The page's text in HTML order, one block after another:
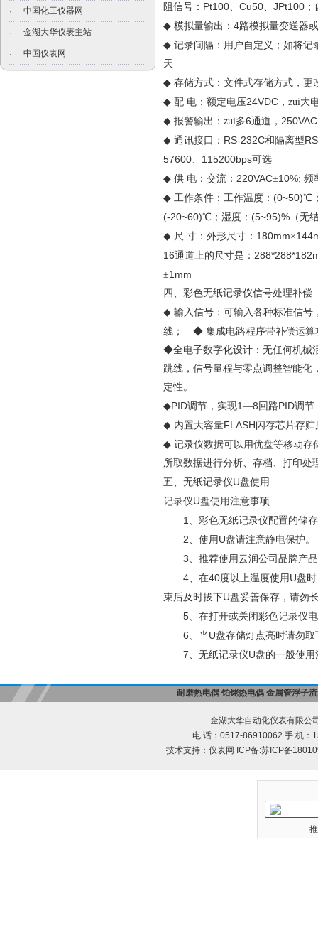
· 中国化工仪器网
· 金湖大华仪表主站
· 中国仪表网
阻信号： Pt100、 Cu50、 JPt100
◆ 模拟量输出： 4路模拟量变送器
◆ 记录间隔：用户自定义；如将记
天
◆ 存储方式：文件式存储方式，更
◆ 配 电：额定电压24VDC ，zui大
◆ 报警输出：zui多6通道，
◆ 通讯接口： RS-232C和隔离型
57600、 115200bps可选
◆ 供 电：交流： 220VAC±10%; 频
◆ 工作条件：工作温度： (0~50)℃
(-20~60)℃；湿度： (5~95)% （无
◆ 尺 寸：外形尺寸： 180mm×
16通道上的尺寸是：
±1mm
四、彩色无纸记录仪信号处理补偿
◆ 输入信号：可输入各种标准信号
线； ◆ 集成电路程序带补偿运
◆全电子数字化设计：无任何机械
跳线，信号量程与零点调整智能化
定性。
◆PID调节，实现1 —8 回路PID调节
◆ 内置大容量FLASH闪存芯片存
◆ 记录仪数据可以用优盘等移动存
所取数据进行分析、存档、打印处
五、无纸记录仪U盘使用
记录仪U盘使用注意事项
1 、彩色无纸记录仪配置的储
2、使用 U盘请注意静电保护。
3、推荐使用云润公司品牌产
4、在40度以上温度使用 U盘
束后及时拔下U盘妥善保存，请勿
5、在打开或关闭彩色记录仪
6、当 U盘存储灯点亮时请勿取
7、无纸记录仪U盘的一般使
耐磨热电偶 铂铑热电偶 金属管浮子
金湖大华自动化仪表有限公
电 话：0517-86910062 手 机：
技术支持： 仪表网 ICP备:苏ICP备